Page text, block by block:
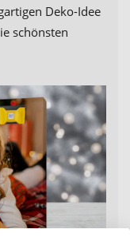
Deko-Idee
schönsten